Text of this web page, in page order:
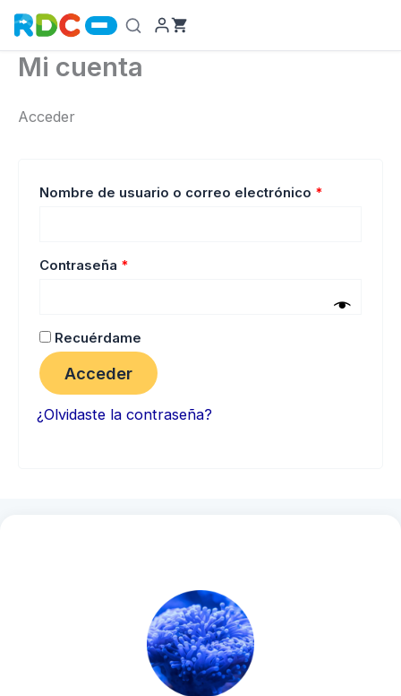
contenido
Mi cuenta
Acceder
Nombre de usuario o correo electrónico *
Contraseña *
Recuérdame
Acceder
¿Olvidaste la contraseña?